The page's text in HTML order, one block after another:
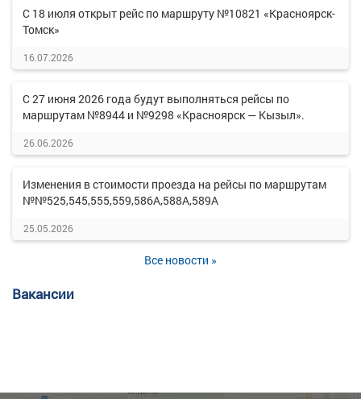
С 18 июля открыт рейс по маршруту №10821 «Красноярск-
Томск»
16.07.2026
С 27 июня 2026 года будут выполняться рейсы по
маршрутам №8944 и №9298 «Красноярск — Кызыл».
26.06.2026
Изменения в стоимости проезда на рейсы по маршрутам
№№525,545,555,559,586А,588А,589А
25.05.2026
Все новости »
Вакансии